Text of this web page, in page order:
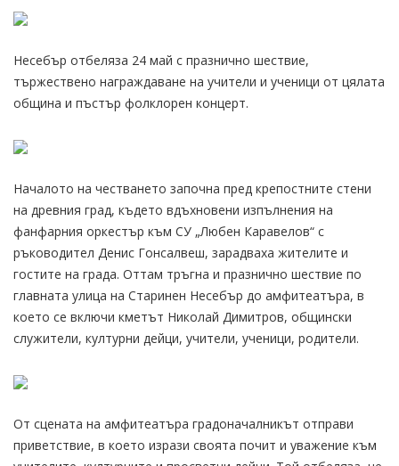
Несебър отбеляза 24 май с празнично шествие,
тържествено награждаване на учители и ученици от цялата
община и пъстър фолклорен концерт.
Началото на честването започна пред крепостните стени
на древния град, където вдъхновени изпълнения на
фанфарния оркестър към СУ „Любен Каравелов“ с
ръководител Денис Гонсалвеш, зарадваха жителите и
гостите на града. Оттам тръгна и празнично шествие по
главната улица на Старинен Несебър до амфитеатъра, в
което се включи кметът Николай Димитров, общински
служители, културни дейци, учители, ученици, родители.
От сцената на амфитеатъра градоначалникът отправи
приветствие, в което изрази своята почит и уважение към